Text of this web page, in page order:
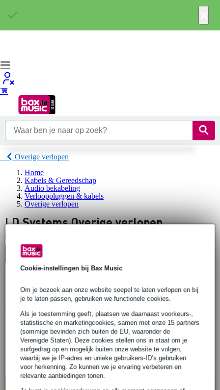
Cookie-instellingen bij Bax Music
Om je bezoek aan onze website soepel te laten verlopen en bij
je te laten passen, gebruiken we functionele cookies.
Als je toestemming geeft, plaatsen we daarnaast voorkeurs-,
statistische en marketingcookies, samen met onze 15 partners
(sommige bevinden zich buiten de EU, waaronder de
Verenigde Staten). Deze cookies stellen ons in staat om je
surfgedrag op en mogelijk buiten onze website te volgen,
waarbij we je IP-adres en unieke gebruikers-ID’s gebruiken
voor herkenning. Zo kunnen we je ervaring verbeteren en
relevante aanbiedingen tonen.
Overige verlopen
Home
Kabels & Gereedschap
Audio bekabeling
Verlooppluggen & kabels
Overige verlopen
LD Systems Overige verlopen
Er is
Top-10
LD Systems PHA Phantom power adapter
mini-XLR naar XLR
Adviesprijs € 34,- € 29,-
Op voorraad
Ook in1 winkelop voorraad